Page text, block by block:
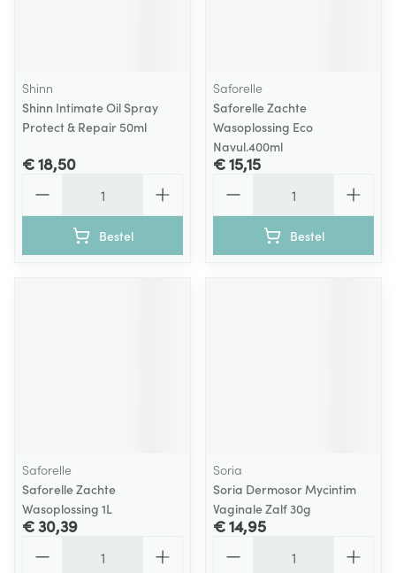
Shinn
Shinn Intimate Oil Spray
Protect & Repair 50ml
€ 18,50
Bestel
Saforelle
Saforelle Zachte
Wasoplossing Eco
Navul.400ml
€ 15,15
Bestel
Saforelle
Saforelle Zachte
Wasoplossing 1L
€ 30,39
Soria
Soria Dermosor Mycintim
Vaginale Zalf 30g
€ 14,95